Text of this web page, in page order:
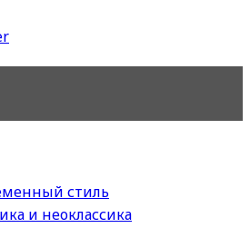
стиль
и неоклассика